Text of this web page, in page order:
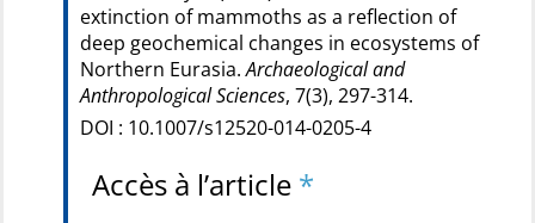
extinction of mammoths as a reflection of
deep geochemical changes in ecosystems of
Northern Eurasia.Archaeological and
Anthropological Sciences, 7(3), 297-314.
DOI : 10.1007/s12520-014-0205-4
Accès à l’article *